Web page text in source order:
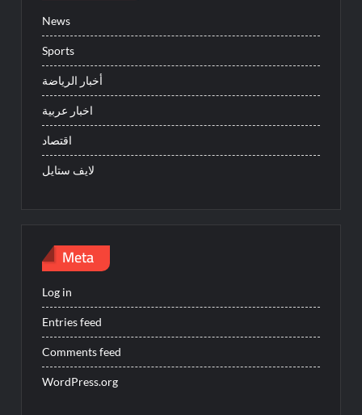
News
Sports
أخبار الرياضة
اخبار عربية
اقتصاد
لايف ستايل
Meta
Log in
Entries feed
Comments feed
WordPress.org